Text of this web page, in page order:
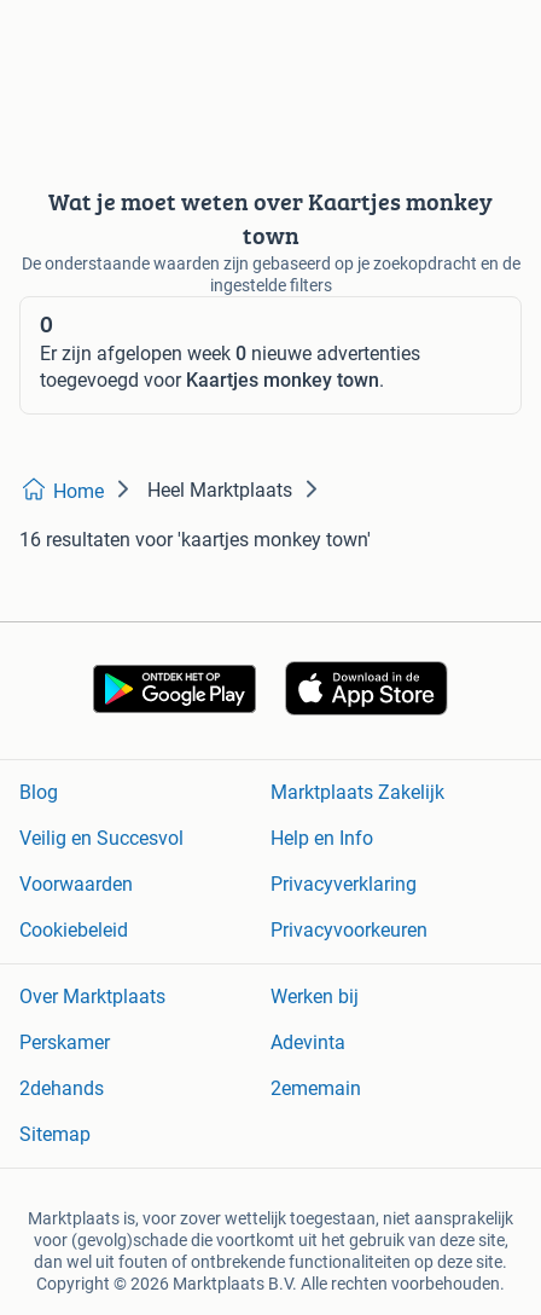
Wat je moet weten over Kaartjes monkey
town
De onderstaande waarden zijn gebaseerd op je zoekopdracht en de
ingestelde filters
0
Er zijn afgelopen week 0 nieuwe advertenties
toegevoegd voor Kaartjes monkey town.
Home Heel Marktplaats
16 resultaten voor 'kaartjes monkey town'
Blog
Marktplaats Zakelijk
Veilig en Succesvol
Help en Info
Voorwaarden
Privacyverklaring
Cookiebeleid
Privacyvoorkeuren
Over Marktplaats
Werken bij
Perskamer
Adevinta
2dehands
2ememain
Sitemap
Marktplaats is, voor zover wettelijk toegestaan, niet aansprakelijk
voor (gevolg)schade die voortkomt uit het gebruik van deze site,
dan wel uit fouten of ontbrekende functionaliteiten op deze site.
Copyright © 2026 Marktplaats B.V. Alle rechten voorbehouden.